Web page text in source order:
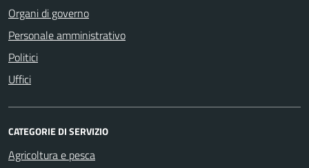
Organi di governo
Personale amministrativo
Politici
Uffici
CATEGORIE DI SERVIZIO
Agricoltura e pesca